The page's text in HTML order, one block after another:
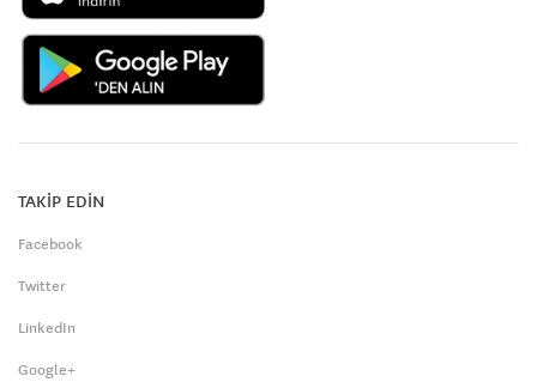
TAKİP EDİN
Facebook
Twitter
LinkedIn
Google+